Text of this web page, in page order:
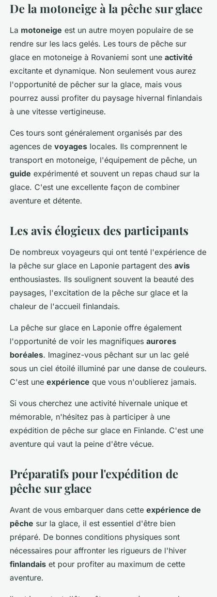
De la motoneige à la pêche sur glace
La motoneige est un autre moyen populaire de se
rendre sur les lacs gelés. Les tours de pêche sur
glace en motoneige à Rovaniemi sont une activité
excitante et dynamique. Non seulement vous aurez
l'opportunité de pêcher sur la glace, mais vous
pourrez aussi profiter du paysage hivernal finlandais
à une vitesse vertigineuse.
Ces tours sont généralement organisés par des
agences de voyages locales. Ils comprennent le
transport en motoneige, l'équipement de pêche, un
guide expérimenté et souvent un repas chaud sur la
glace. C'est une excellente façon de combiner
aventure et détente.
Les avis élogieux des participants
De nombreux voyageurs qui ont tenté l'expérience de
la pêche sur glace en Laponie partagent des avis
enthousiastes. Ils soulignent souvent la beauté des
paysages, l'excitation de la pêche sur glace et la
chaleur de l'accueil finlandais.
La pêche sur glace en Laponie offre également
l'opportunité de voir les magnifiques aurores
boréales. Imaginez-vous pêchant sur un lac gelé
sous un ciel étoilé illuminé par une danse de couleurs.
C'est une expérience que vous n'oublierez jamais.
Si vous cherchez une activité hivernale unique et
mémorable, n'hésitez pas à participer à une
expédition de pêche sur glace en Finlande. C'est une
aventure qui vaut la peine d'être vécue.
Préparatifs pour l'expédition de
pêche sur glace
Avant de vous embarquer dans cette expérience de
pêche sur la glace, il est essentiel d'être bien
préparé. De bonnes conditions physiques sont
nécessaires pour affronter les rigueurs de l'hiver
finlandais et pour profiter au maximum de cette
aventure.